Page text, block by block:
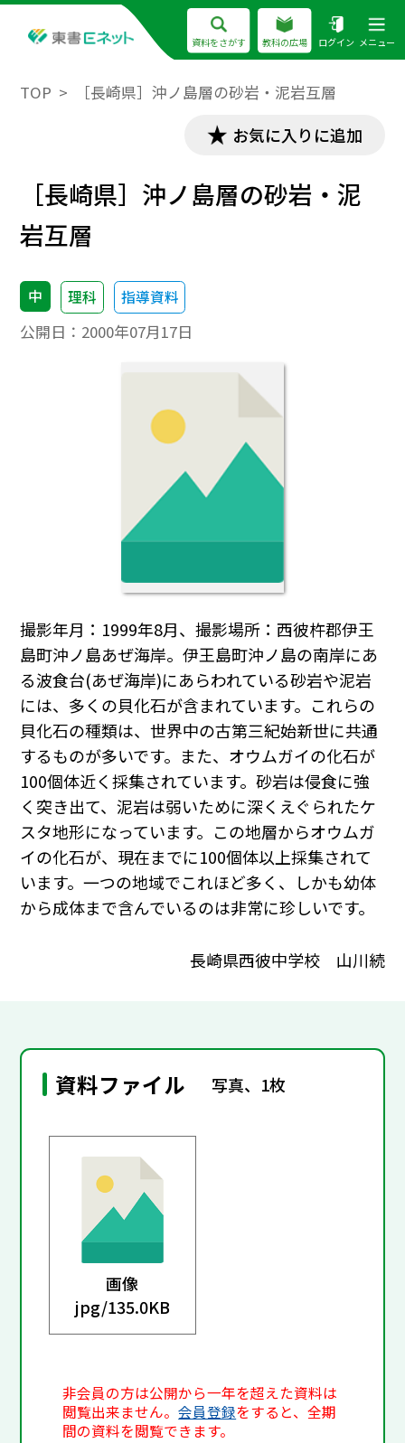
資料をさがす 教科の広場 ログイン メニュー
TOP ［長崎県］沖ノ島層の砂岩・泥岩互層
お気に入りに追加
［長崎県］沖ノ島層の砂岩・泥
岩互層
中 理科 指導資料
公開日： 2000年07月17日
撮影年月：1999年8月、撮影場所：西彼杵郡伊王
島町沖ノ島あぜ海岸。伊王島町沖ノ島の南岸にあ
る波食台(あぜ海岸)にあらわれている砂岩や泥岩
には、多くの貝化石が含まれています。これらの
貝化石の種類は、世界中の古第三紀始新世に共通
するものが多いです。また、オウムガイの化石が
100個体近く採集されています。砂岩は侵食に強
く突き出て、泥岩は弱いために深くえぐられたケ
スタ地形になっています。この地層からオウムガ
イの化石が、現在までに100個体以上採集されて
います。一つの地域でこれほど多く、しかも幼体
から成体まで含んでいるのは非常に珍しいです。
長崎県西彼中学校 山川続
資料ファイル 写真、1枚
画像
jpg/135.0KB
非会員の方は公開から一年を超えた資料は
閲覧出来ません。会員登録をすると、全期
間の資料を閲覧できます。